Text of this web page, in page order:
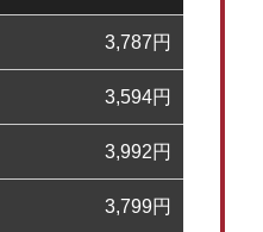
3,787円
3,594円
3,992円
3,799円